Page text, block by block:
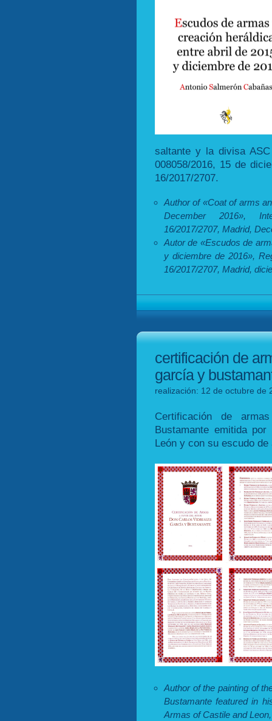
saltante y la divisa
008058/2016, 15 de
16/2017/2707.
Author of «Coat of arms
December 2016»,
16/2017/2707, Madrid,
Autor de «Escudos de
y diciembre de 2016»,
16/2017/2707, Madrid,
certificación de
garcía y
realización: 12 de octubre de
Certificación de
Bustamante emitida
León y con su escudo
Author of the painting of
Bustamante featured in
Armas of Castile and